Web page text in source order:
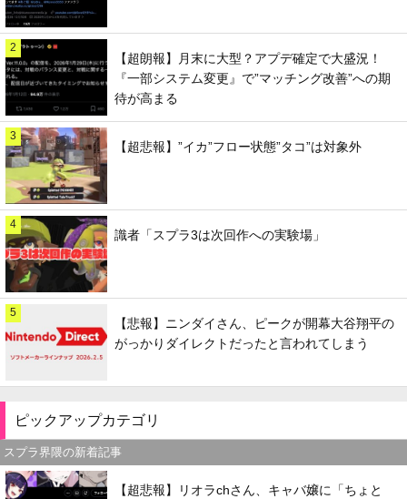
2
【超朗報】月末に大型？アプデ確定で大盛況！
『一部システム変更』で”マッチング改善”への期
待が高まる
3
【超悲報】”イカ”フロー状態”タコ”は対象外
4
識者「スプラ3は次回作への実験場」
5
【悲報】ニンダイさん、ピークが開幕大谷翔平の
がっかりダイレクトだったと言われてしまう
ピックアップカテゴリ
スプラ界隈の新着記事
【超悲報】リオラchさん、キャバ嬢に「ちょと